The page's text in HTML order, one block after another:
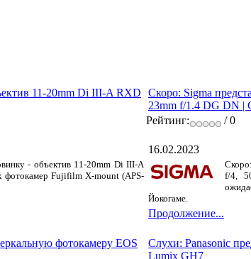
11-20mm Di III-A RXD
- объектив 11-20mm Di III-A
фотокамер Fujifilm X-mount (APS-
Скоро: Sigma
23mm f/1.4 DG DN |
Рейтинг:
/ 0
16.02.2023
f/4,
Йокогаме.
Продолжение...
фотокамеру EOS
Слухи: Panasonic
Lumix GH7